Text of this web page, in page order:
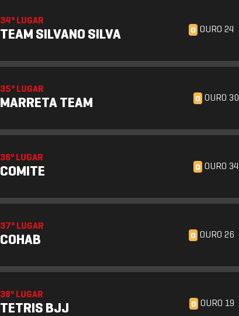
34º LUGAR
TEAM SILVANO SILVA O OURO 24
35º LUGAR
MARRETA TEAM O OURO 30
36º LUGAR
COMITE O OURO 34
37º LUGAR
COHAB O OURO 26
38º LUGAR
TETRIS BJJ O OURO 19